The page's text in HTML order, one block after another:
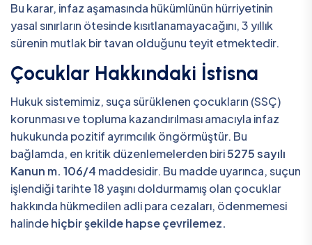
Bu karar, infaz aşamasında hükümlünün hürriyetinin
yasal sınırların ötesinde kısıtlanamayacağını, 3 yıllık
sürenin mutlak bir tavan olduğunu teyit etmektedir.
Çocuklar Hakkındaki İstisna
Hukuk sistemimiz, suça sürüklenen çocukların (SSÇ)
korunması ve topluma kazandırılması amacıyla infaz
hukukunda pozitif ayrımcılık öngörmüştür. Bu
bağlamda, en kritik düzenlemelerden biri5275 sayılı
Kanun m. 106/4 maddesidir. Bu madde uyarınca, suçun
işlendiği tarihte 18 yaşını doldurmamış olan çocuklar
hakkında hükmedilen adli para cezaları, ödenmemesi
halindehiçbir şekilde hapse çevrilemez.